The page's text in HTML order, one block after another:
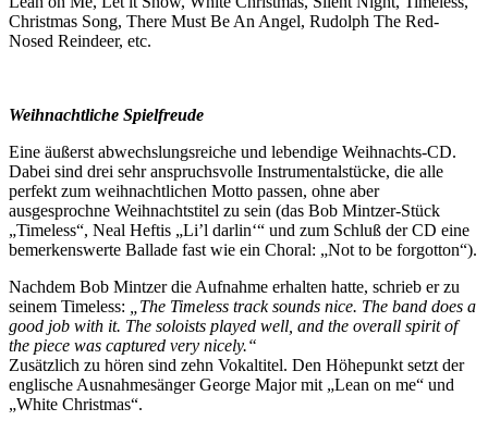
Christmas Song, There Must Be An Angel, Rudolph The Red-
Nosed Reindeer, etc.
Weihnachtliche Spielfreude
Eine äußerst abwechslungsreiche und lebendige Weihnachts-CD.
Dabei sind drei sehr anspruchsvolle Instrumentalstücke, die alle
perfekt zum weihnachtlichen Motto passen, ohne aber
ausgesprochne Weihnachtstitel zu sein (das Bob Mintzer-Stück
„Timeless“, Neal Heftis „Li’l darlin‘“ und zum Schluß der CD eine
bemerkenswerte Ballade fast wie ein Choral: „Not to be forgotton“).
Nachdem Bob Mintzer die Aufnahme erhalten hatte, schrieb er zu
seinem Timeless:
„The Timeless track sounds nice. The band does a
good job with it. The soloists played well, and the overall spirit of
the piece was captured very nicely.“
Zusätzlich zu hören sind zehn Vokaltitel. Den Höhepunkt setzt der
englische Ausnahmesänger George Major mit „Lean on me“ und
„White Christmas“.